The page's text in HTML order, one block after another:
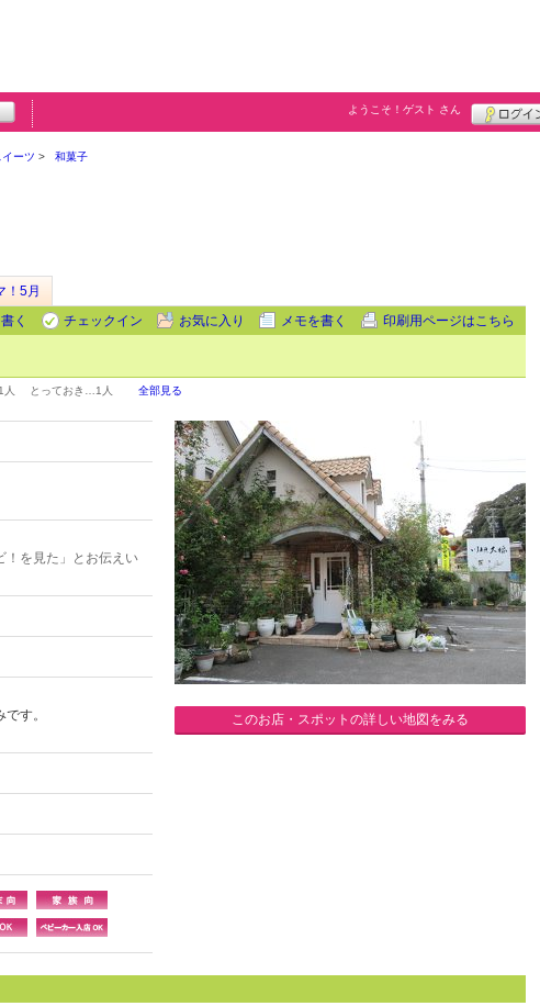
ようこそ！ ゲスト さん
ーツ 和菓子
！5月
く
チェックイン お気に入り メモを書く 印刷用ページはこちら
1人 とっておき… 1人 全部見る
を見た」とお伝えい
す。
このお店・スポットの詳しい地図をみる